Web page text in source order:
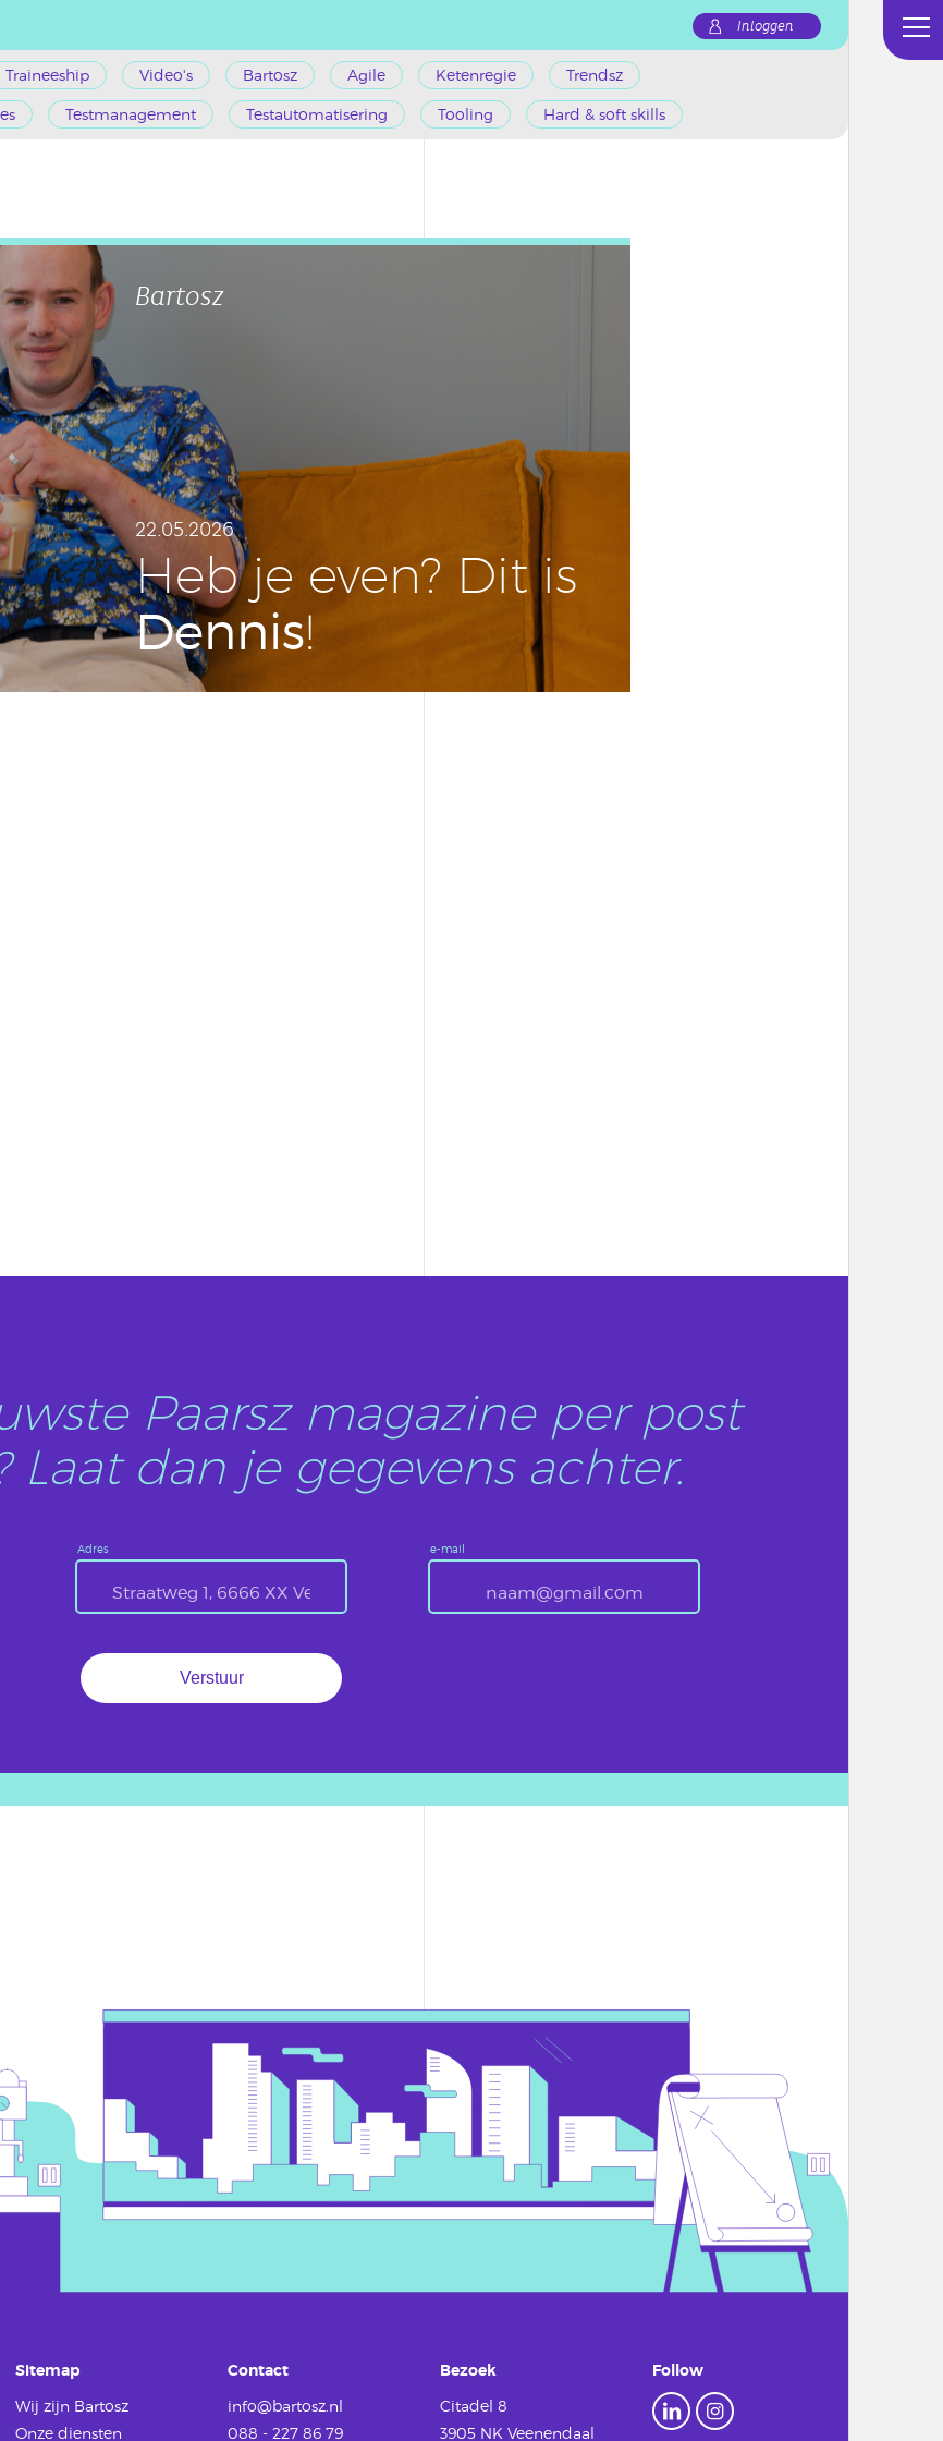
Inloggen
Traineeship Video's Bartosz Agile Ketenregie Trendsz
Testmanagement Testautomatisering Tooling Hard & soft skills
Bartosz
22.05.2026
Heb je even? Dit is
Dennis!
Paarsz magazine per post
Laat dan je gegevens achter.
Adres e-mail
Sitemap
Wij zijn Bartosz
Onze diensten
Contact
info@bartosz.nl
088 - 227 86 79
Bezoek
Citadel 8
3905 NK Veenendaal
Follow